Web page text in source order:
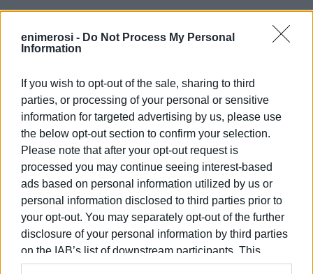
enimerosi - Do Not Process My Personal
Information
If you wish to opt-out of the sale, sharing to third
parties, or processing of your personal or sensitive
information for targeted advertising by us, please use
the below opt-out section to confirm your selection.
Please note that after your opt-out request is
processed you may continue seeing interest-based
ads based on personal information utilized by us or
personal information disclosed to third parties prior to
your opt-out. You may separately opt-out of the further
disclosure of your personal information by third parties
on the IAB’s list of downstream participants. This
information may also be disclosed by us to third parties
(5ος/2023) οι ιατροί του Γενικού Νομαρχιακού
Νοσοκομείου Κέρκυρας ενημέρωσαν τον Εθνικό
εφαρμόζοντας τα ισχύοντα υγειονομικά πρωτόκολλα.
Όπως προκύπτει απόδημοσιεύματα(τα οποία έλαβαν
μεγάλη δημοσιότητα και τα οποία δεν έχουν
διαψευστεί) ο ΕΟΔΥ με μεγάλη καθυστέρηση κι αφού
διαπιστώθηκαν ακόμη δύο νοσήσεις, ενημέρωσε μόλις
προ ολίγων ημερών τη Δ/νση Υγείας της Περιφέρειας
Ιονίων Νήσων προκειμένου να τεθούν σε ισχύ τα
πρωτόκολλα που προβλέπονται από τις υγειονομικές
διατάξεις (μυοκτονία, απολύμανση, προληπτικά μέτρα
κλπ).